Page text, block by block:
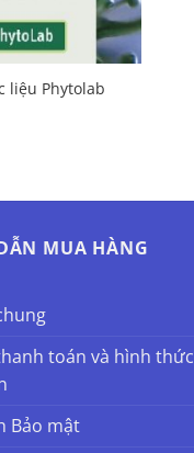
liệu Phytolab
MUA HÀNG
toán và hình thức
Bảo mật